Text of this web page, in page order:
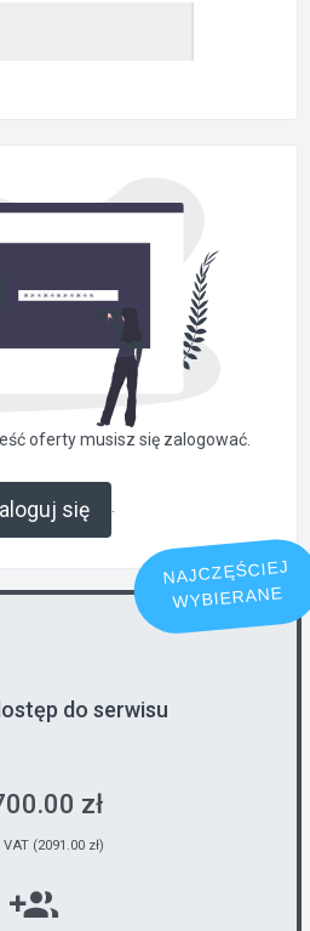
oferty musisz się zalogować.
się .
NAJCZĘŚCIEJ
WYBIERANE
do serwisu
zł
(2091.00 zł)